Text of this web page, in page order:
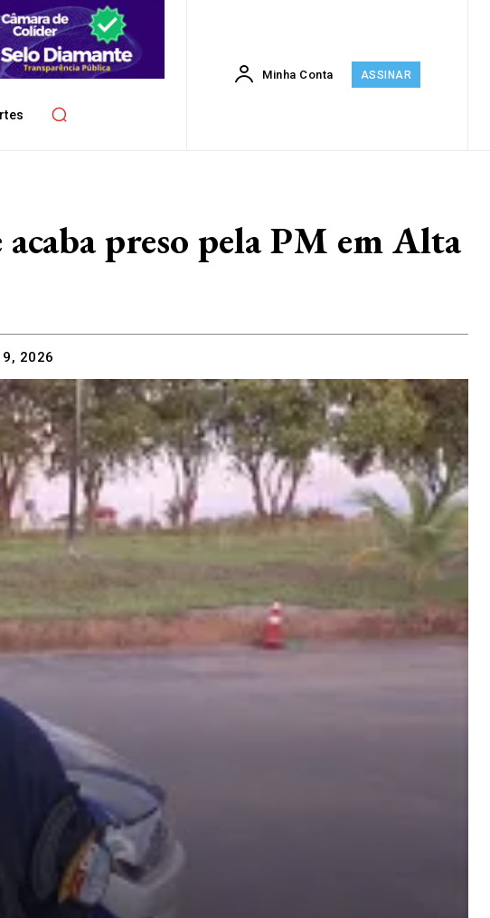
Minha Conta ASSINAR
preso pela PM em Alta
2026